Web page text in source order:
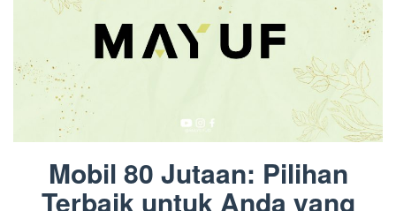
Mobil 80 Jutaan: Pilihan
Terbaik untuk Anda yang